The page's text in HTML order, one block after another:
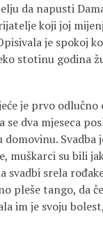
da napusti
koji joj
je spokoj
stotinu godina
je prvo
dva mjeseca
Svadba
muškarci su bili
svadbi srela
pleše tango, da
im je svoju